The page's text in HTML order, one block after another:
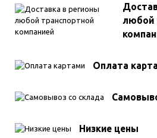
любой
Оплата
Низкие цены